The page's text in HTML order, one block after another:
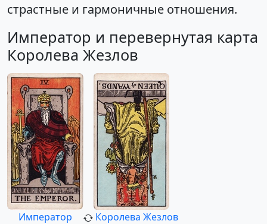
страстные и гармоничные отношения.
Император и перевернутая карта
Королева Жезлов
Император Королева Жезлов